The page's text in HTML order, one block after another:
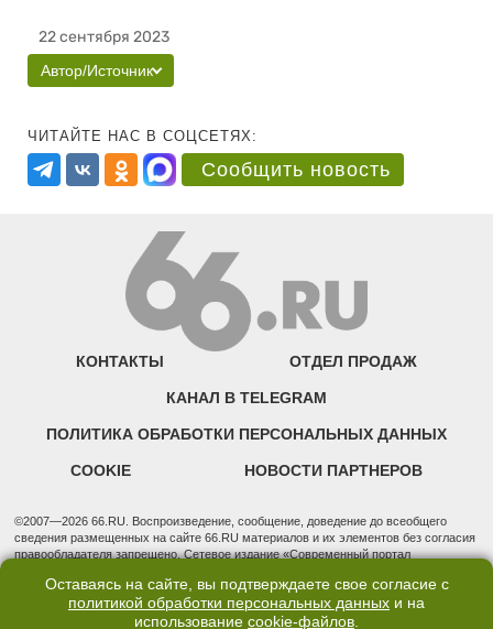
22 сентября 2023
Автор/Источник
ЧИТАЙТЕ НАС В СОЦСЕТЯХ:
Сообщить новость
КОНТАКТЫ ОТДЕЛ ПРОДАЖ
КАНАЛ В TELEGRAM
ПОЛИТИКА ОБРАБОТКИ ПЕРСОНАЛЬНЫХ ДАННЫХ
COOKIE НОВОСТИ ПАРТНЕРОВ
©2007—2026 66.RU. Воспроизведение, сообщение, доведение до всеобщего
сведения размещенных на сайте 66.RU материалов и их элементов без согласия
правообладателя запрещено. Сетевое издание «Современный портал
надзору в сфере связи, информационных технологий и массовых коммуникаций
(Роскомнадзор). Регистрационный номер ЭЛ № ФС 77 - 76634 от 02.09.2019
Учредитель: Общество с ограниченной ответственностью "66.ру". Юридический
Оставаясь на сайте, вы подтверждаете свое согласие с
политикой обработки персональных данных и на
использование cookie-файлов.